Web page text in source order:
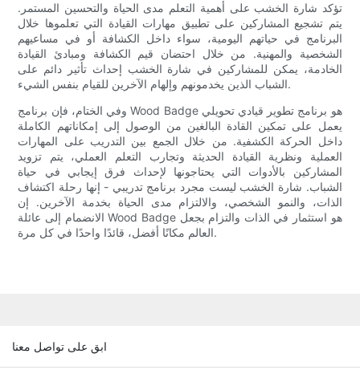
تؤكد شارة الخشب على أهمية التعلم مدى الحياة والتحسين المستمر.
يتم تشجيع المشاركين على تطبيق مهارات القيادة التي تعلموها خلال
البرنامج في حياتهم اليومية، سواء داخل الكشافة أو في مساعيهم
الشخصية والمهنية. من خلال احتضان قيم الكشافة ومبادئ القيادة
الخادمة، يمكن للمشاركين في شارة الخشب إحداث تأثير دائم على
الشباب الذين يخدمونهم وإلهام الآخرين للقيام بنفس الشيء.
وفي الختام، فإن برنامج Wood Badge هو برنامج تطوير قيادي تحويلي
يعمل على تمكين القادة البالغين من الوصول إلى إمكاناتهم الكاملة
داخل الحركة الكشفية. من خلال الجمع بين التدريب على المهارات
العملية ونظرية القيادة الحديثة وتجارب التعلم العملي، يتم تزويد
المشاركين بالأدوات التي يحتاجونها لإحداث فرق إيجابي في حياة
الشباب. شارة الخشب ليست مجرد برنامج تدريبي - إنها رحلة اكتشاف
الذات، والنمو الشخصي، والالتزام مدى الحياة بخدمة الآخرين. إن
الانضمام إلى عائلة Wood Badge هو استثمار في الذات والتزام بجعل
العالم مكانًا أفضل، قائدًا واحدًا في كل مرة.
ابق على تواصل معنا